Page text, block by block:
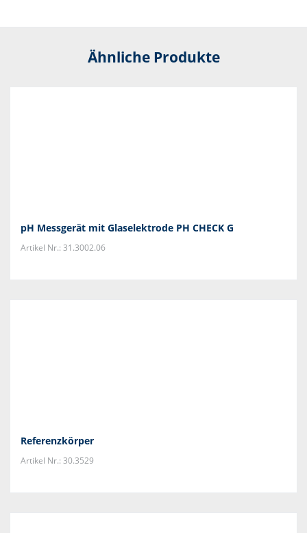
Ähnliche Produkte
pH Messgerät mit Glaselektrode PH CHECK G
Artikel Nr.: 31.3002.06
Referenzkörper
Artikel Nr.: 30.3529